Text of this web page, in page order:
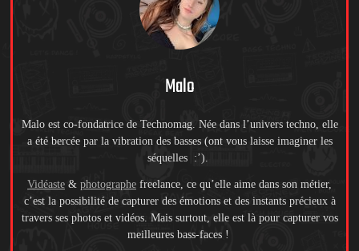
Malo
Malo est co-fondatrice de Technomag. Née dans l’univers techno, elle
a été bercée par la vibration des basses (ont vous laisse imaginer les
séquelles :’).
Vidéaste & photographe freelance, ce qu’elle aime dans son métier,
c’est la possibilité de capturer des émotions et des instants précieux à
travers ses photos et vidéos. Mais surtout, elle est là pour capturer vos
meilleures bass-faces !